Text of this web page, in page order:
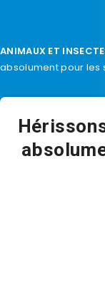
ANIMAUX ET
absolument pour les